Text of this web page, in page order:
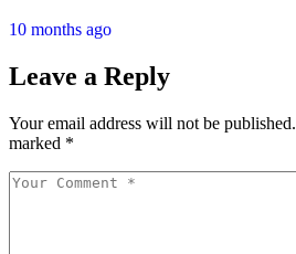
10 months ago
Leave a Reply
Your email address will not be published.
marked *